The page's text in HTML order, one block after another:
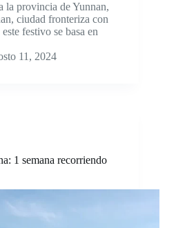
la provincia de Yunnan,
ciudad fronteriza con
festivo se basa en
11, 2024
1 semana recorriendo